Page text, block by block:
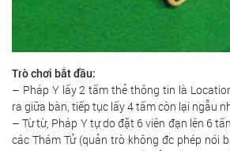
Trò chơi bắt đầu:
– Pháp Y lấy 2 tấm thẻ thông tin là
ra giữa bàn, tiếp tục lấy 4 tấm còn lại ngẫu
– Từ từ, Pháp Y tự do đặt 6 viên đạn lên 6
các Thám Tử (quản trò không đc phép nói